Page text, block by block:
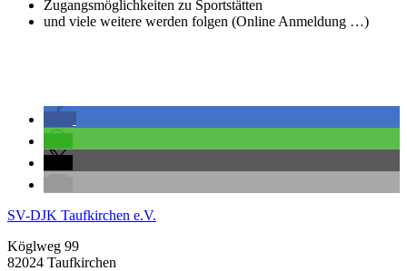
Zugangsmöglichkeiten zu Sportstätten
und viele weitere werden folgen (Online Anmeldung …)
SV-DJK Taufkirchen e.V.
Köglweg 99
82024 Taufkirchen